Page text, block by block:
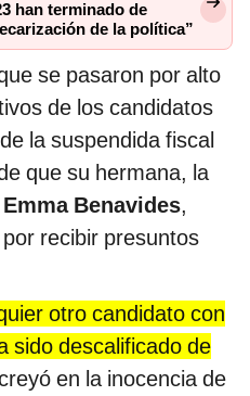
han terminado de
de la política”
se pasaron por alto
de los candidatos
la suspendida fiscal
que su hermana, la
Emma Benavides,
recibir presuntos
otro candidato con
sido descalificado de
en la inocencia de